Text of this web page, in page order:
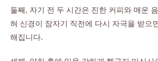
둘째, 자기 전 두 시간은 진한 커피와 매운
혀 신경이 잠자기 직전에 다시 자극을 받으
해집니다.